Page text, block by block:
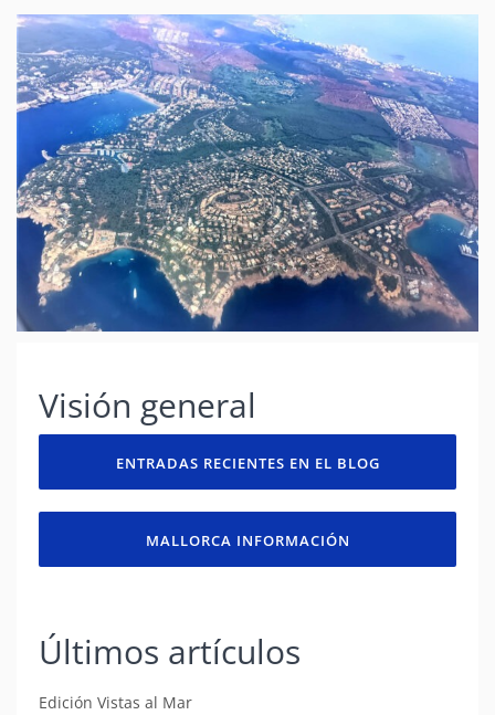
Visión general
ENTRADAS RECIENTES EN EL BLOG
MALLORCA INFORMACIÓN
Últimos artículos
Edición Vistas al Mar